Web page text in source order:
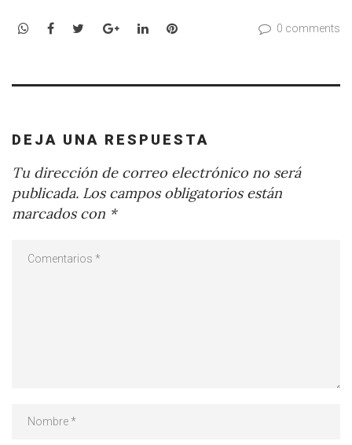
WhatsApp
Facebook
TwitterGoogle+LinkedInPinterest 0 comments
DEJA UNA RESPUESTA
Tu dirección de correo electrónico no será
publicada. Los campos obligatorios están
marcados con *